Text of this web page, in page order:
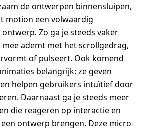
de ontwerpen binnensluipen,
motion een volwaardig
Zo ga je steeds vaker
ademt met het scrollgedrag,
of pulseert. Ook komend
belangrijk: ze geven
helpen gebruikers intuïtief door
Daarnaast ga je steeds meer
die reageren op interactie en
ontwerp brengen. Deze micro-